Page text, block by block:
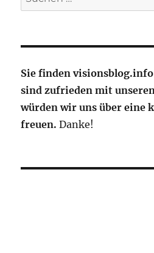
Lufthansa
nach:
Sie finden
sind zufrieden mit
würden wir uns über eine
freuen. Danke!